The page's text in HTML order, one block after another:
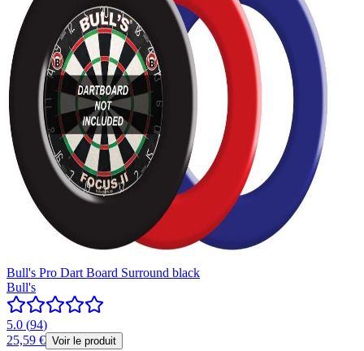
Bull's Pro Dart Board Surround black
Bull's
5.0 (94)
25,59 € Voir le produit